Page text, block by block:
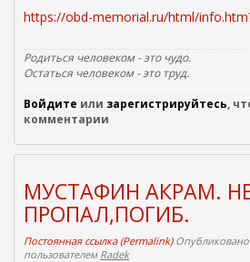
https://obd-memorial.ru/html/
Родиться человеком - это чудо.
Остаться человеком - это труд.
Войдите или зарегистрируйтесь,
комментарии
МУСТАФИН АКРАМ.
ПРОПАЛ,ПОГИБ.
Постоянная ссылка (Permalink)Опубликовано
пользователем Radek